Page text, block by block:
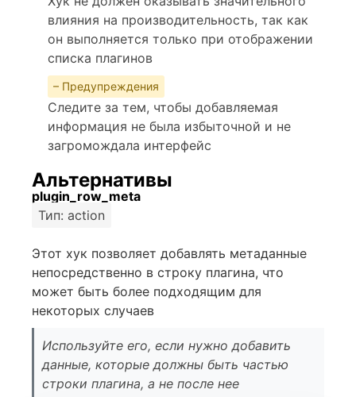
влияния на производительность, так как
он выполняется только при отображении
списка плагинов
– Предупреждения
Следите за тем, чтобы добавляемая
информация не была избыточной и не
загромождала интерфейс
Альтернативы
plugin_row_meta
Тип: action
Этот хук позволяет добавлять метаданные
непосредственно в строку плагина, что
может быть более подходящим для
некоторых случаев
Используйте его, если нужно добавить
данные, которые должны быть частью
строки плагина, а не после нее